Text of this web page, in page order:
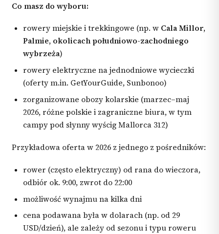
Co masz do wyboru:
rowery miejskie i trekkingowe (np. w Cala Millor,
Palmie, okolicach południowo-zachodniego
wybrzeża)
rowery elektryczne na jednodniowe wycieczki
(oferty m.in. GetYourGuide, Sunbonoo)
zorganizowane obozy kolarskie (marzec–maj
2026, różne polskie i zagraniczne biura, w tym
campy pod słynny wyścig Mallorca 312)
Przykładowa oferta w 2026 z jednego z pośredników:
rower (często elektryczny) od rana do wieczora,
odbiór ok. 9:00, zwrot do 22:00
możliwość wynajmu na kilka dni
cena podawana była w dolarach (np. od 29
USD/dzień), ale zależy od sezonu i typu roweru